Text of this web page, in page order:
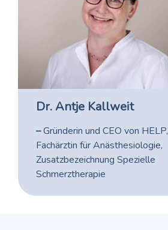
Dr. Antje Kallweit
–Gründerin und CEO von HELP,
Fachärztin für Anästhesiologie,
Zusatzbezeichnung Spezielle
Schmerztherapie